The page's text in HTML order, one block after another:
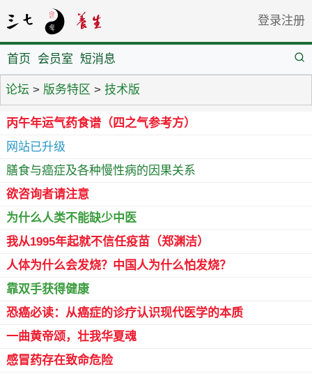
登录注册
首页 会员室 短消息
论坛 > 版务特区 > 技术版
丙午年运气药食谱（四之气参考方）
网站已升级
膳食与癌症及各种慢性病的因果关系
欲咨询者请注意
为什么人类不能缺少中医
我从1995年起就不信任疫苗（郑渊洁）
人体为什么会发烧？中国人为什么怕发烧？
靠双手获得健康
恐癌必读：从癌症的诊疗认识现代医学的本质
一曲黄帝颂，壮我华夏魂
感冒药存在致命危险